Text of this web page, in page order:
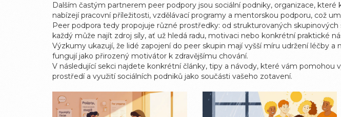
Dalším častým partnerem peer podpory jsou sociální podniky, organizace, které
nabízejí pracovní příležitosti, vzdělávací programy a mentorskou podporu, což
Peer podpora tedy propojuje různé prostředky: od strukturovaných
každý může najít zdroj síly, ať už hledá radu, motivaci nebo konkrétní praktické
Výzkumy ukazují, že lidé zapojení do peer skupin mají vyšší míru udržení léčby
fungují jako přirozený motivátor k zdravějšímu chování.
V následující sekci najdete konkrétní články, tipy a návody, které vám pomohou
prostředí a využití sociálních podniků jako součásti vašeho zotavení.